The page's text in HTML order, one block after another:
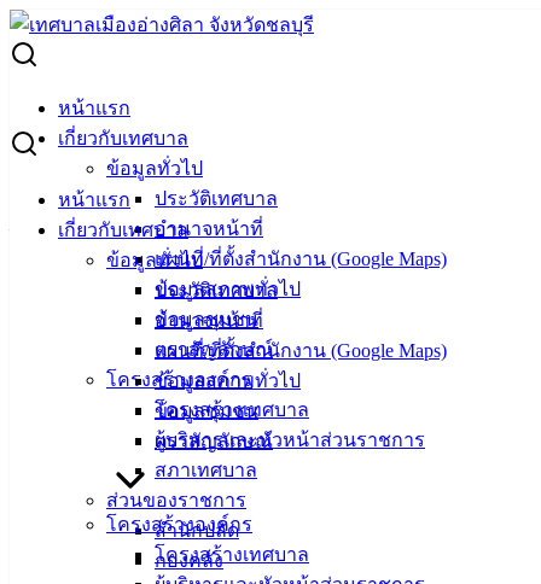
Skip
to
content
หน้าแรก
เกี่ยวกับเทศบาล
ข้อมูลทั่วไป
ประวัติเทศบาล
อำนาจหน้าที่
แผนที่/ที่ตั้งสำนักงาน (Google Maps)
ข้อมูลสภาพทั่วไป
ข้อมูลชุมชน
ตราสัญลักษณ์
โครงสร้างองค์กร
โครงสร้างเทศบาล
ผู้บริหารและหัวหน้าส่วนราชการ
สภาเทศบาล
ส่วนของราชการ
สำนักปลัด
กองคลัง
หน้าแรก
เกี่ยวกับเทศบาล
ข้อมูลทั่วไป
ประวัติเทศบาล
อำนาจหน้าที่
แผนที่/ที่ตั้งสำนักงาน (Google Maps)
ข้อมูลสภาพทั่วไป
ข้อมูลชุมชน
ตราสัญลักษณ์
โครงสร้างองค์กร
โครงสร้างเทศบาล
Search
ประกวดราคา โครงการก่อสร้างถนนคอนกรีตฯ แยกซอยสิทธิ
โชติ (ซ.หมู่บ้านบุษราคัมด้านซ้าย)
ประกวดราคา โครงการก่อสร้างถนนคอนก
รีตฯ แยกซอยสิทธิโชติ (ซ.หมู่บ้านบุษราคัม
ธันวาคม 19, 2024ธันวาคม 19, 2024 vichakarn
ซื้อจัดจ้าง, ประกาศจัดซื้อจัดจ้าง
ถนนคอนกรีตฯ แยกซอยสิทธิโชติ (ซ.หมู่บ้านบุษราคัมด้านซ้าย)
เมืองอ่าง